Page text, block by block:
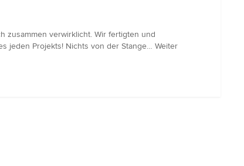
zusammen verwirklicht. Wir fertigten und
jeden Projekts! Nichts von der Stange… Weiter